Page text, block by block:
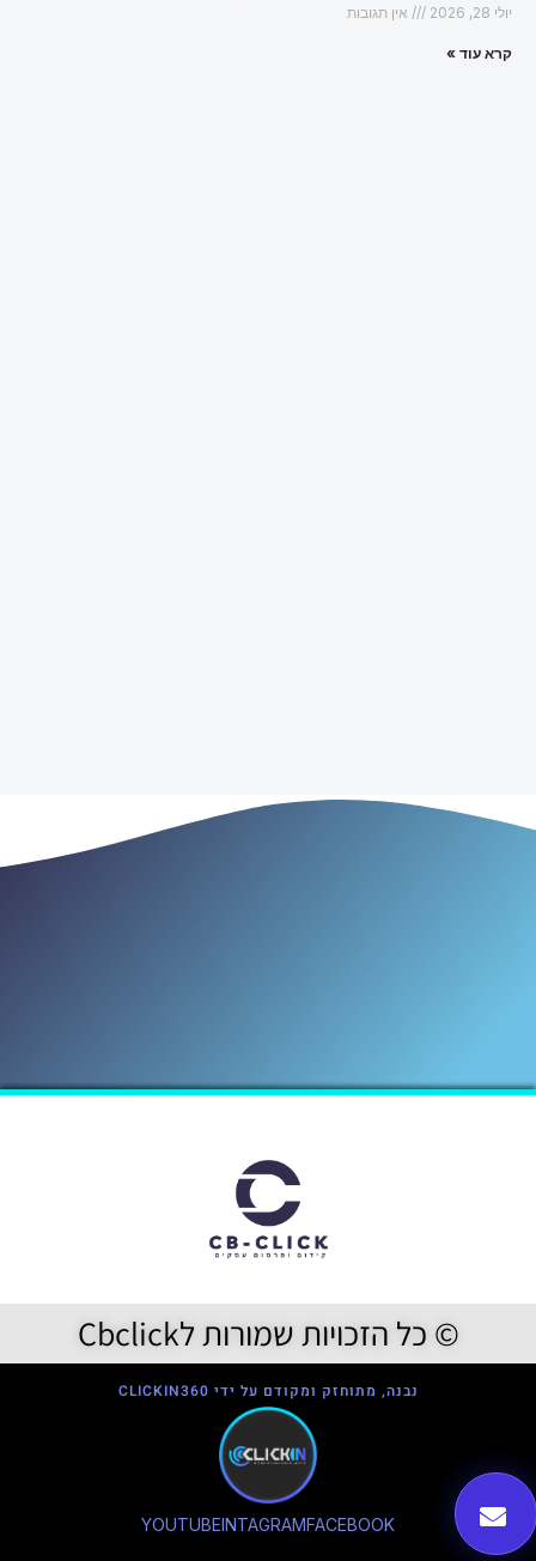
יולי 28, 2026 אין תגובות
קרא עוד »
© כל הזכויות שמורות לCbclick
נבנה, מתוחזק ומקודם על ידי CLICKIN360
FACEBOOK
INTAGRAM
YOUTUBE